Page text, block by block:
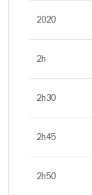
2020
2h
2h30
2h45
2h50